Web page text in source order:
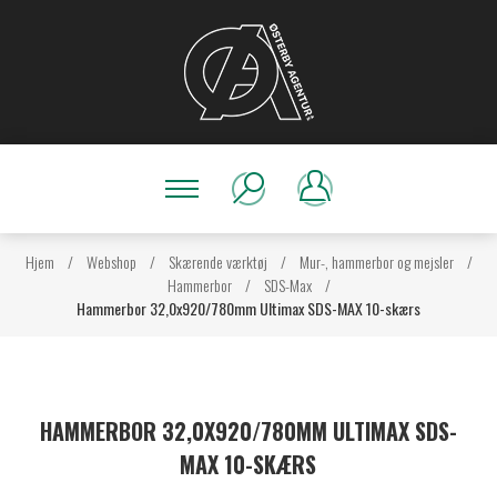
Hjem / Webshop / Skærende værktøj / Mur-, hammerbor og mejsler /
Hammerbor / SDS-Max /
Hammerbor 32,0x920/780mm Ultimax SDS-MAX 10-skærs
HAMMERBOR 32,0X920/780MM ULTIMAX SDS-
MAX 10-SKÆRS